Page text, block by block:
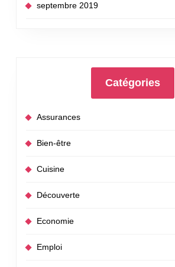
septembre 2019
Catégories
Assurances
Bien-être
Cuisine
Découverte
Economie
Emploi